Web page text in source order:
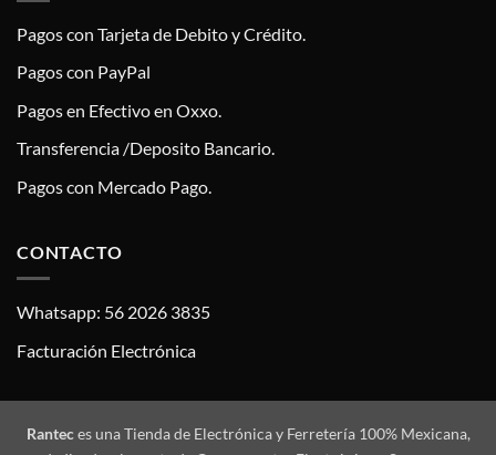
Pagos con Tarjeta de Debito y Crédito.
Pagos con PayPal
Pagos en Efectivo en Oxxo.
Transferencia /Deposito Bancario.
Pagos con Mercado Pago.
CONTACTO
Whatsapp: 56 2026 3835
Facturación Electrónica
Ranteces una Tienda de Electrónica y Ferretería 100% Mexicana,